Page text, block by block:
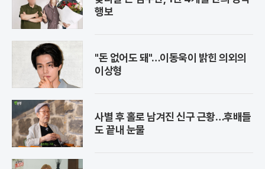
행보
"돈 없어도 돼"…이동욱이 밝힌 의외의
이상형
사별 후 홀로 남겨진 신구 근황…후배들
도 끝내 눈물